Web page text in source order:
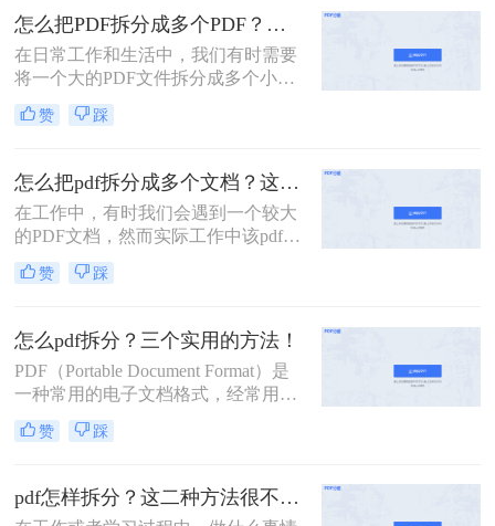
详细介绍几种实用的方法。
怎么把PDF拆分成多个PDF？分享转转大师二个拆分方法！
在日常工作和生活中，我们有时需要
将一个大的PDF文件拆分成多个小的
PDF文件，以便更好地组织、管理和
分享内容。那么怎么把PDF拆分成多
PDF的方法，帮助您轻松完成这项任
务。
赞 踩
怎么把pdf拆分成多个文档？这三招帮你搞定拆分！
在工作中，有时我们会遇到一个较大
的PDF文档，然而实际工作中该pdf文
档的内容是分模块处理的。这时我们
就可以使用PDF拆分功能，将整个
文档，方便工作中文档的传输处理和
重要内容的查找。下面我们就将介绍
怎么把pdf拆分成多个文档方法，希望
能给读者的工作带来方便。
赞 踩
怎么pdf拆分？三个实用的方法！
PDF（Portable Document Format）是
一种常用的电子文档格式，经常用于
展示和分享文件。然而，有时我们可
能需要将一个较大的PDF文件拆分成
用。下面将介绍三种简便的方法，帮
助你轻松完成怎么pdf拆分问题。
赞 踩
pdf怎样拆分？这二种方法很不错！